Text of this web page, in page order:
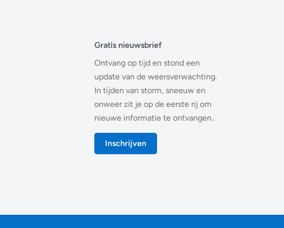
Gratis nieuwsbrief
Ontvang op tijd en stond een
update van de weersverwachting.
In tijden van storm, sneeuw en
onweer zit je op de eerste rij om
nieuwe informatie te ontvangen.
Inschrijven